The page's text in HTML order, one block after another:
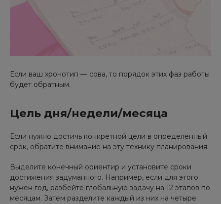
Если ваш хронотип — сова, то порядок этих фаз работы
будет обратным.
Цель дня/недели/месяца
Если нужно достичь конкретной цели в определенный
срок, обратите внимание на эту технику планирования.
Выделите конечный ориентир и установите сроки
достижения задуманного. Например, если для этого
нужен год, разбейте глобальную задачу на 12 этапов по
месяцам. Затем разделите каждый из них на четыре